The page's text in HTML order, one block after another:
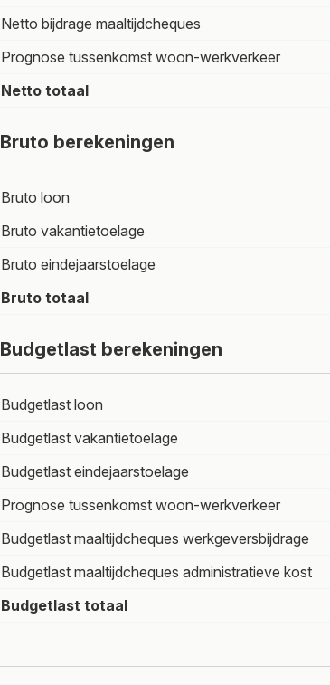
Netto bijdrage maaltijdcheques
Prognose tussenkomst woon-werkverkeer
Netto totaal
Bruto berekeningen
Bruto loon
Bruto vakantietoelage
Bruto eindejaarstoelage
Bruto totaal
Budgetlast berekeningen
Budgetlast loon
Budgetlast vakantietoelage
Budgetlast eindejaarstoelage
Prognose tussenkomst woon-werkverkeer
Budgetlast maaltijdcheques werkgeversbijdrage
Budgetlast maaltijdcheques administratieve kost
Budgetlast totaal